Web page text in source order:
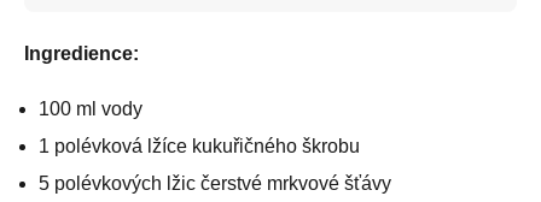
Ingredience:
100 ml vody
1 polévková lžíce kukuřičného škrobu
5 polévkových lžic čerstvé mrkvové šťávy